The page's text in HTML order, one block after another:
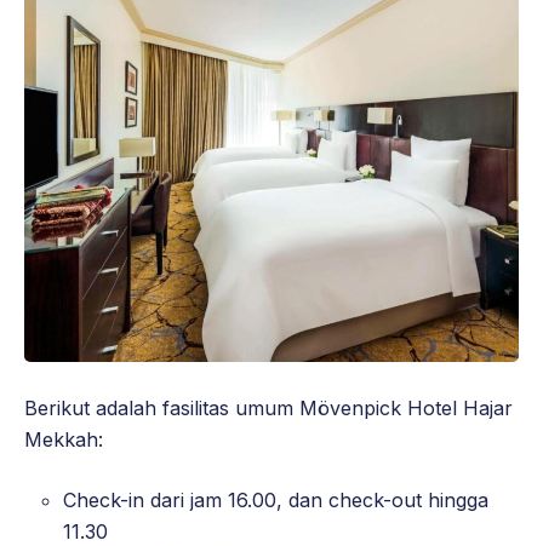
Berikut adalah fasilitas umum Mövenpick Hotel Hajar
Mekkah:
Check-in dari jam 16.00, dan check-out hingga
11.30